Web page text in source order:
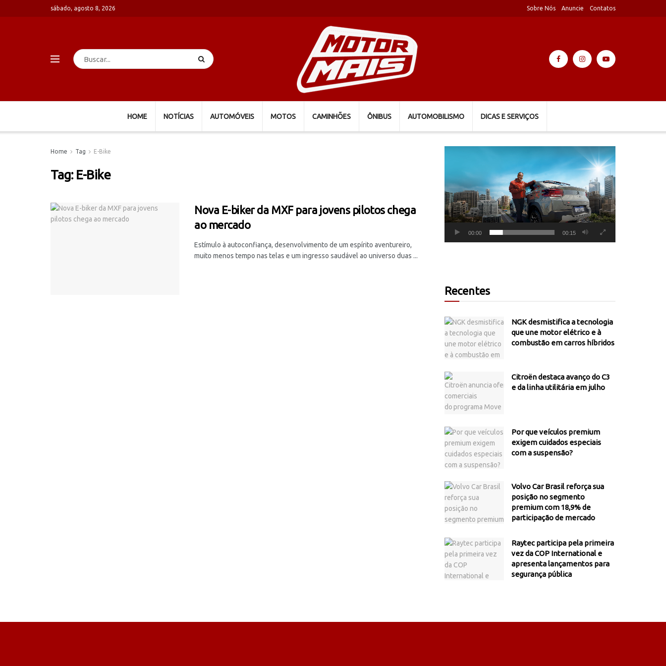
sábado, agosto 8, 2026 Sobre Nós Anuncie Contatos
HOME NOTÍCIAS AUTOMÓVEIS MOTOS CAMINHÕES ÔNIBUS AUTOMOBILISMO DICAS E SERVIÇOS
Home Tag E-Bike
Tag: E-Bike
Nova E-biker da MXF para jovens pilotos chega
ao mercado
Estímulo à autoconfiança, desenvolvimento de um espírito aventureiro,
muito menos tempo nas telas e um ingresso saudável ao universo duas ...
00:00 00:15
Recentes
NGK desmistifica a tecnologia
que une motor elétrico e à
combustão em carros híbridos
Citroën destaca avanço do C3
e da linha utilitária em julho
Por que veículos premium
exigem cuidados especiais
com a suspensão?
Volvo Car Brasil reforça sua
posição no segmento
premium com 18,9% de
participação de mercado
Raytec participa pela primeira
vez da COP International e
apresenta lançamentos para
segurança pública